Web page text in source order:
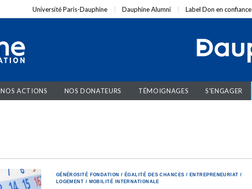
Université Paris-Dauphine Dauphine Alumni Label Don en confiance
NOS ACTIONS NOS DONATEURS TÉMOIGNAGES S'ENGAGER
GÉNÉROSITÉ FONDATION / ÉGALITÉ DES CHANCES / ENTREPRENEURIAT /
LOGEMENT / MOBILITÉ INTERNATIONALE